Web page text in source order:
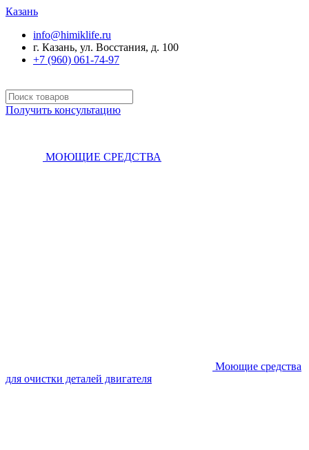
Казань
info@himiklife.ru
г. Казань, ул. Восстания, д. 100
+7 (960) 061-74-97
Получить консультацию
МОЮЩИЕ СРЕДСТВА
Моющие средства
для очистки деталей двигателя